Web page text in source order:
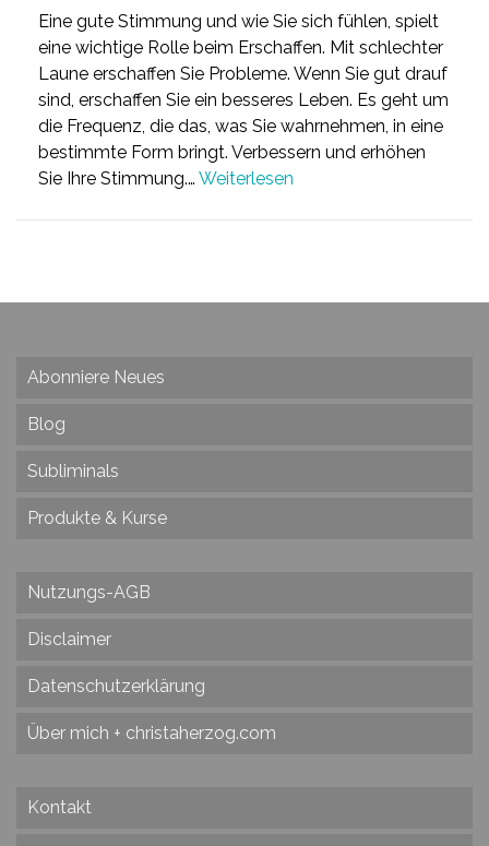
Eine gute Stimmung und wie Sie sich fühlen, spielt
eine wichtige Rolle beim Erschaffen. Mit schlechter
Laune erschaffen Sie Probleme. Wenn Sie gut drauf
sind, erschaffen Sie ein besseres Leben. Es geht um
die Frequenz, die das, was Sie wahrnehmen, in eine
bestimmte Form bringt. Verbessern und erhöhen
Sie Ihre Stimmung.… Weiterlesen
Abonniere Neues
Blog
Subliminals
Produkte & Kurse
Nutzungs-AGB
Disclaimer
Datenschutzerklärung
Über mich + christaherzog.com
Kontakt